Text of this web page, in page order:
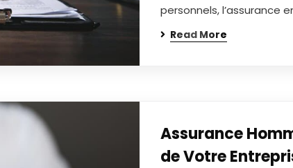
personnels, l’assurance
Read More
Assurance
de Votre